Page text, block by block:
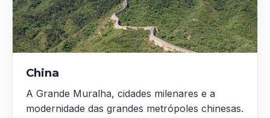
China
A Grande Muralha, cidades milenares e a
modernidade das grandes metrópoles chinesas.